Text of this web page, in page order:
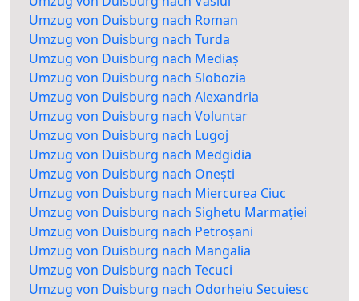
Umzug von Duisburg nach Roman
Umzug von Duisburg nach Turda
Umzug von Duisburg nach Mediaș
Umzug von Duisburg nach Slobozia
Umzug von Duisburg nach Alexandria
Umzug von Duisburg nach Voluntar
Umzug von Duisburg nach Lugoj
Umzug von Duisburg nach Medgidia
Umzug von Duisburg nach Onești
Umzug von Duisburg nach Miercurea Ciuc
Umzug von Duisburg nach Sighetu Marmației
Umzug von Duisburg nach Petroșani
Umzug von Duisburg nach Mangalia
Umzug von Duisburg nach Tecuci
Umzug von Duisburg nach Odorheiu Secuiesc